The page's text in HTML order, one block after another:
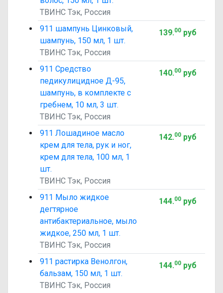
ТВИНС Тэк, Россия
911 шампунь Цинковый,
шампунь, 150 мл, 1 шт.
ТВИНС Тэк, Россия
139.00руб
911 Средство
педикулицидное Д-95,
шампунь, в комплекте с
гребнем, 10 мл, 3 шт.
ТВИНС Тэк, Россия
140.00руб
911 Лошадиное масло
крем для тела, рук и ног,
крем для тела, 100 мл, 1
шт.
ТВИНС Тэк, Россия
142.00руб
911 Мыло жидкое
дегтярное
антибактериальное, мыло
жидкое, 250 мл, 1 шт.
ТВИНС Тэк, Россия
144.00руб
911 растирка Венолгон,
бальзам, 150 мл, 1 шт.
ТВИНС Тэк, Россия
144.00руб